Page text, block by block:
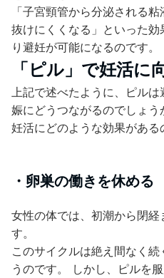
「子宮頸管から分泌される
抜けにくくなる」といった
り避妊が可能になるのです。
「ピル」で妊活に
上記で述べたように、ピル
娠にどうつながるのでしょう
妊活にどのような効果がある
・卵巣の働きを休める
女性の体では、初潮から閉経
す。
このサイクルは絶え間なく
うのです。 しかし、ピルを